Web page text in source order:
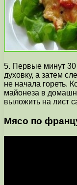
5. Первые минут
духовку, а затем
не начала гореть.
майонеза в
выложить на лист
Мясо по